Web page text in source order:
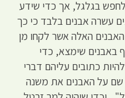
בגלגל, אך כדי שידע
עשרה אבנים בלבד כי כך
האלה אשר לקחו מן
באבנים שימצא, כדי
כתובים עליהם דברי
שם על האבנים את משנה